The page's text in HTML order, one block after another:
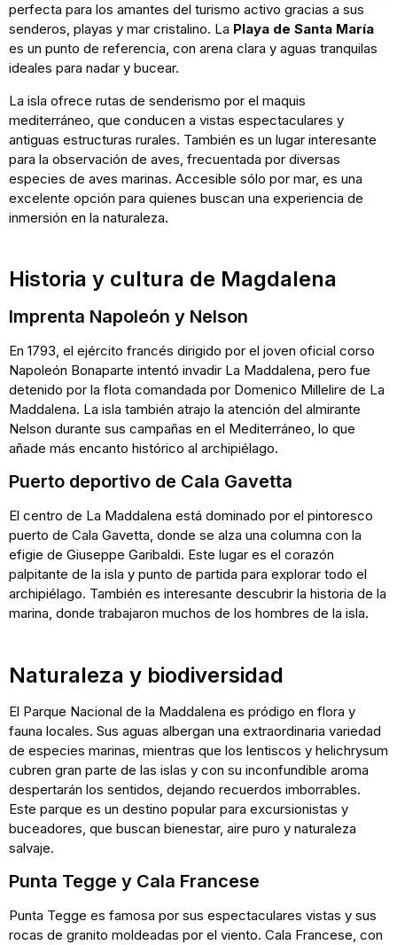
perfecta para los amantes del turismo activo gracias a sus
senderos, playas y mar cristalino. La Playa de Santa María
es un punto de referencia, con arena clara y aguas tranquilas
ideales para nadar y bucear.
La isla ofrece rutas de senderismo por el maquis
mediterráneo, que conducen a vistas espectaculares y
antiguas estructuras rurales. También es un lugar interesante
para la observación de aves, frecuentada por diversas
especies de aves marinas. Accesible sólo por mar, es una
excelente opción para quienes buscan una experiencia de
inmersión en la naturaleza.
Historia y cultura de Magdalena
Imprenta Napoleón y Nelson
En 1793, el ejército francés dirigido por el joven oficial corso
Napoleón Bonaparte intentó invadir La Maddalena, pero fue
detenido por la flota comandada por Domenico Millelire de La
Maddalena. La isla también atrajo la atención del almirante
Nelson durante sus campañas en el Mediterráneo, lo que
añade más encanto histórico al archipiélago.
Puerto deportivo de Cala Gavetta
El centro de La Maddalena está dominado por el pintoresco
puerto de Cala Gavetta, donde se alza una columna con la
efigie de Giuseppe Garibaldi. Este lugar es el corazón
palpitante de la isla y punto de partida para explorar todo el
archipiélago. También es interesante descubrir la historia de la
marina, donde trabajaron muchos de los hombres de la isla.
Naturaleza y biodiversidad
El Parque Nacional de la Maddalena es pródigo en flora y
fauna locales. Sus aguas albergan una extraordinaria variedad
de especies marinas, mientras que los lentiscos y helichrysum
cubren gran parte de las islas y con su inconfundible aroma
despertarán los sentidos, dejando recuerdos imborrables.
Este parque es un destino popular para excursionistas y
buceadores, que buscan bienestar, aire puro y naturaleza
salvaje.
Punta Tegge y Cala Francese
Punta Tegge es famosa por sus espectaculares vistas y sus
rocas de granito moldeadas por el viento. Cala Francese, con